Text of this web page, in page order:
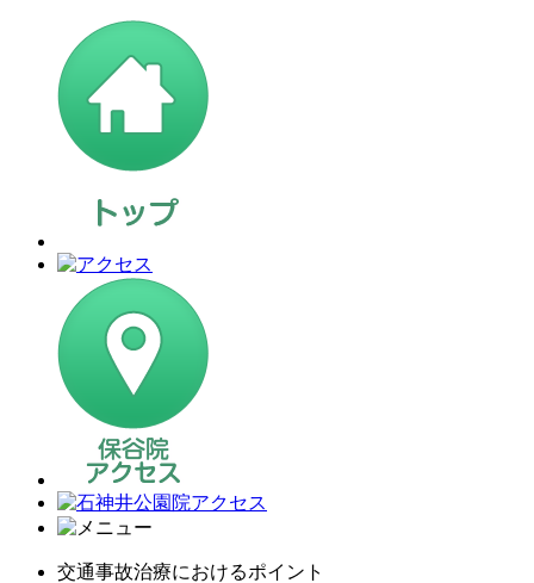
交通事故治療におけるポイント